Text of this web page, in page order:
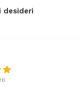
desideri